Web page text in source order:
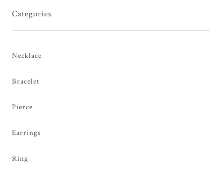
Categories
Necklace
Bracelet
Pierce
Earrings
Ring